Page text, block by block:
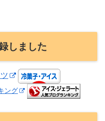
しました
ング